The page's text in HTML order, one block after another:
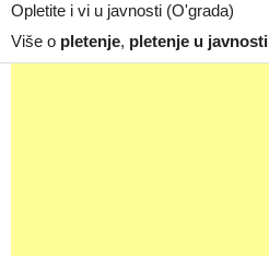
Opletite i vi u javnosti (O'grada)
Više o pletenje, pletenje u javnosti